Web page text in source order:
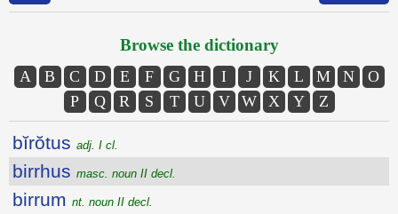
Browse the dictionary
A B C D E F G H I J K L M N
O
P
Q R S T U V W X Y Z
bĭrŏtus adj. I cl.
birrhus masc. noun II decl.
birrum nt. noun II decl.